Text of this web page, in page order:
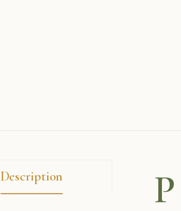
Description P